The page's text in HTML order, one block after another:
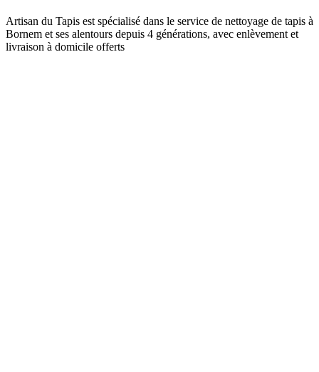
Artisan du Tapis est spécialisé dans le service de nettoyage de tapis à
Bornem et ses alentours depuis 4 générations, avec enlèvement et
livraison à domicile offerts